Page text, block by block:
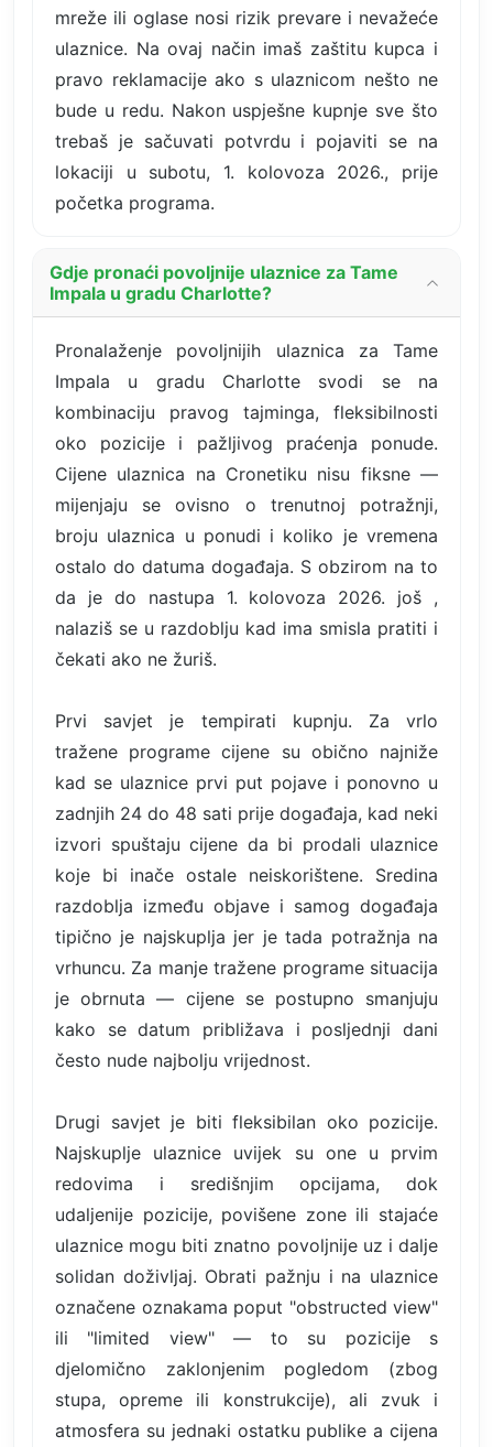
mreže ili oglase nosi rizik prevare i nevažeće
ulaznice. Na ovaj način imaš zaštitu kupca i
pravo reklamacije ako s ulaznicom nešto ne
bude u redu. Nakon uspješne kupnje sve što
trebaš je sačuvati potvrdu i pojaviti se na
lokaciji u subotu, 1. kolovoza 2026., prije
početka programa.
Gdje pronaći povoljnije ulaznice za Tame
Impala u gradu Charlotte?
Pronalaženje povoljnijih ulaznica za Tame
Impala u gradu Charlotte svodi se na
kombinaciju pravog tajminga, fleksibilnosti
oko pozicije i pažljivog praćenja ponude.
Cijene ulaznica na Cronetiku nisu fiksne —
mijenjaju se ovisno o trenutnoj potražnji,
broju ulaznica u ponudi i koliko je vremena
ostalo do datuma događaja. S obzirom na to
da je do nastupa 1. kolovoza 2026. još ,
nalaziš se u razdoblju kad ima smisla pratiti i
čekati ako ne žuriš.
Prvi savjet je tempirati kupnju. Za vrlo
tražene programe cijene su obično najniže
kad se ulaznice prvi put pojave i ponovno u
zadnjih 24 do 48 sati prije događaja, kad neki
izvori spuštaju cijene da bi prodali ulaznice
koje bi inače ostale neiskorištene. Sredina
razdoblja između objave i samog događaja
tipično je najskuplja jer je tada potražnja na
vrhuncu. Za manje tražene programe situacija
je obrnuta — cijene se postupno smanjuju
kako se datum približava i posljednji dani
često nude najbolju vrijednost.
Drugi savjet je biti fleksibilan oko pozicije.
Najskuplje ulaznice uvijek su one u prvim
redovima i središnjim opcijama, dok
udaljenije pozicije, povišene zone ili stajaće
ulaznice mogu biti znatno povoljnije uz i dalje
solidan doživljaj. Obrati pažnju i na ulaznice
označene oznakama poput "obstructed view"
ili "limited view" — to su pozicije s
djelomično zaklonjenim pogledom (zbog
stupa, opreme ili konstrukcije), ali zvuk i
atmosfera su jednaki ostatku publike a cijena